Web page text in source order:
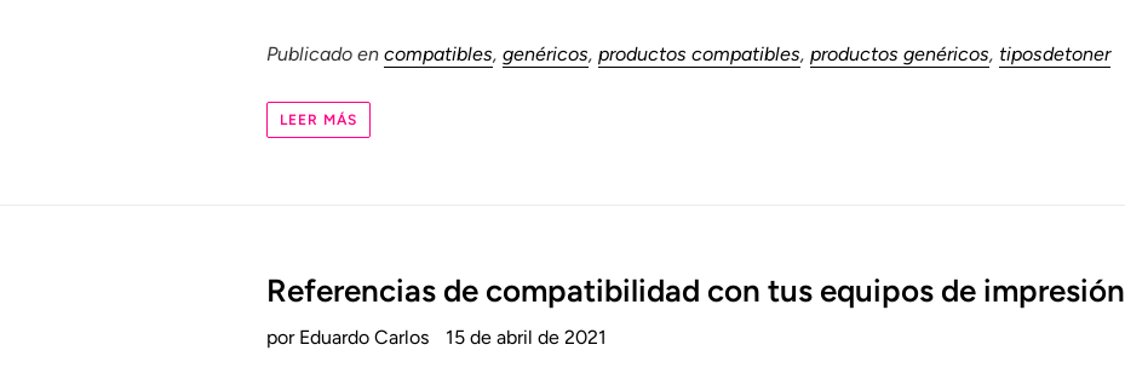
Publicado encompatibles,genéricos,productos compatibles,productos genéricos, tiposdetoner
LEER MÁS
Referencias de compatibilidad con tus equipos de impresión
por Eduardo Carlos 15 de abril de 2021